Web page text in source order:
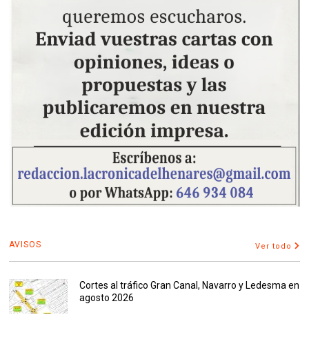
AVISOS Ver todo
Cortes al tráfico Gran Canal, Navarro y Ledesma en
agosto 2026